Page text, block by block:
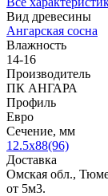
Вид древесины
Ангарская сосна
Влажность
14-16
Производитель
ПК АНГАРА
Профиль
Евро
Сечение, мм
12.5x88(96)
Доставка
Омская обл.,
от 5м3.